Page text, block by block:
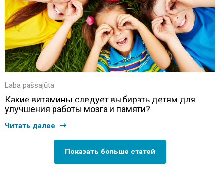
Laba pašsajūta
Какие витамины следует выбирать детям для
улучшения работы мозга и памяти?
Читать далее
Показать больше статей